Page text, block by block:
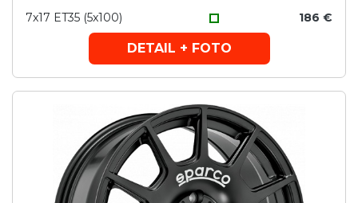
7x17 ET35 (5x100) 186 €
DETAIL + FOTO